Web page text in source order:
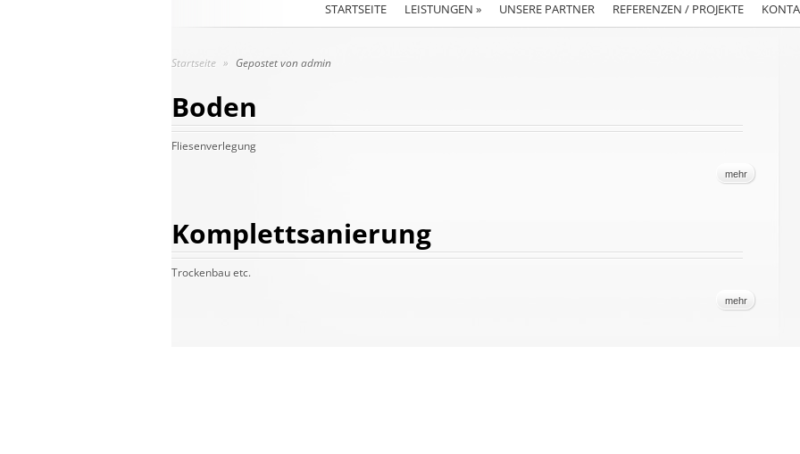
STARTSEITE LEISTUNGEN » UNSERE PARTNER REFERENZEN / PROJEKTE
Startseite » Gepostet von admin
Boden
Fliesenverlegung
mehr
Komplettsanierung
Trockenbau etc.
mehr